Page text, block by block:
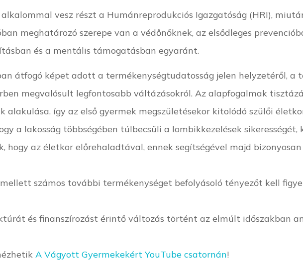
vesz részt a Humánreprodukciós Igazgatóság (HRI),
meghatározó szerepe van a védőnőknek, az elsődleges
és a mentális támogatásban egyaránt.
átfogó képet adott a termékenységtudatosság jelen helyzetéről, a
megvalósult legfontosabb váltázásokról. Az alapfogalmak
így az első gyermek megszületésekor kitolódó szülői
a lakosság többségében túlbecsüli a lombikkezelések sikerességét,
hogy az életkor előrehaladtával, ennek segítségével majd
számos további termékenységet befolyásoló tényezőt kell
és finanszírozást érintő változás történt az elmúlt időszakban
A Vágyott Gyermekekért YouTube csatornán!